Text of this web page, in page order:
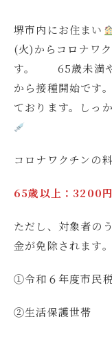
堺市内にお住まい
(火)からコロナワ
す。 65歳未満や
から接種開始です
ております。しっ
コロナワクチンの
65歳以上：3200
ただし、対象者の
金が免除されます。
①令和６年度市民
②生活保護世帯